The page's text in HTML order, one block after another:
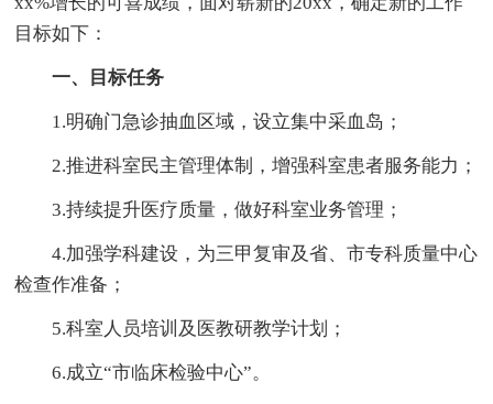
目标如下：
一、目标任务
1.明确门急诊抽血区域，设立集中采血岛；
2.推进科室民主管理体制，增强科室患者服务能力；
3.持续提升医疗质量，做好科室业务管理；
4.加强学科建设，为三甲复审及省、市专科质量中心
检查作准备；
5.科室人员培训及医教研教学计划；
6.成立“市临床检验中心”。